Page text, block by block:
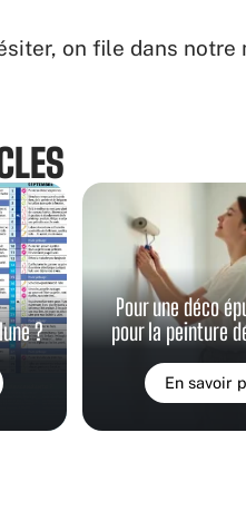
on file dans
?
Pour une déco
pour la peinture
En savoir